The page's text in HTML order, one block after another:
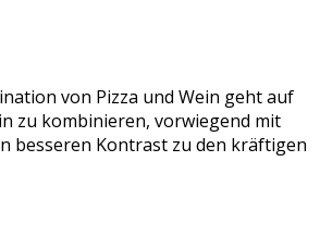
von Pizza und Wein geht auf
zu kombinieren, vorwiegend mit
besseren Kontrast zu den kräftigen